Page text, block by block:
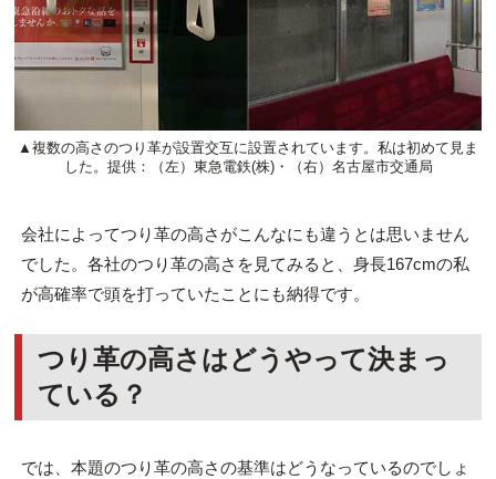
▲複数の高さのつり革が設置交互に設置されています。私は初めて見ま
した。提供：（左）東急電鉄(株)・（右）名古屋市交通局
会社によってつり革の高さがこんなにも違うとは思いません
でした。各社のつり革の高さを見てみると、身長167cmの私
が高確率で頭を打っていたことにも納得です。
つり革の高さはどうやって決まっ
ている？
では、本題のつり革の高さの基準はどうなっているのでしょ